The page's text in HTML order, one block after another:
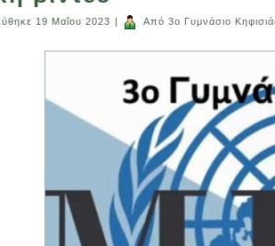
19 Μαΐου 2023 | Από 3ο Γυμνάσιο